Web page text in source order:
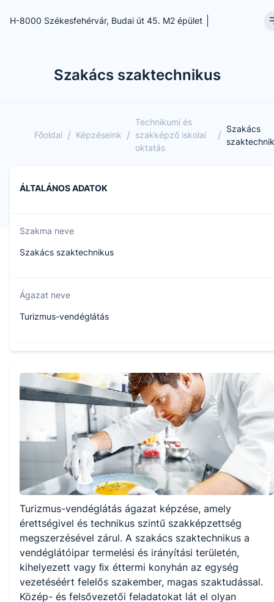
H-8000 Székesfehérvár, Budai út 45. M2 épület
Szakács szaktechnikus
Főoldal / Képzéseink /
Technikumi és
szakképző iskolai
oktatás
/
Szakács
ÁLTALÁNOS ADATOK
Szakma neve
Szakács szaktechnikus
Ágazat neve
Turizmus-vendéglátás
510132306
Képzés időtartama
5 év
Választható szakmairányok:
Nem válaszható
KKK/PTT
KKK letöltése (pdf)
PTT letöltése (pdf)
Turizmus-vendéglátás ágazat képzése, amely
érettségivel és technikus szintű szakképzettség
megszerzésével zárul. A szakács szaktechnikus a
vendéglátóipar termelési és irányítási területén,
kihelyezett vagy ﬁx éttermi konyhán az egység
vezetéséért felelős szakember, magas szaktudással.
Közép- és felsővezetői feladatokat lát el olyan